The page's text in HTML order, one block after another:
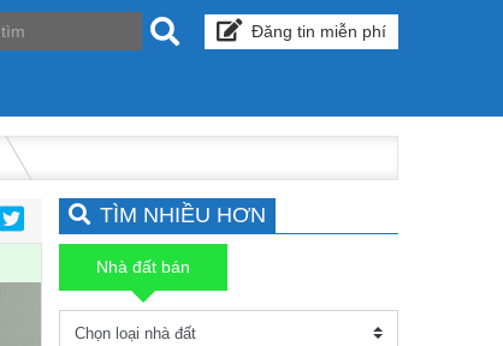
Đăng tin miễn phí
TÌM NHIỀU HƠN
Nhà đất bán